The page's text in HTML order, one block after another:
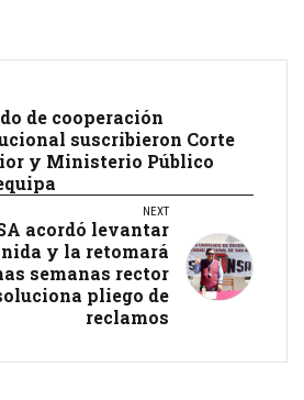
de cooperación
suscribieron Corte
y Ministerio Público
NEXT
acordó levantar
y la retomará
semanas rector
pliego de
reclamos